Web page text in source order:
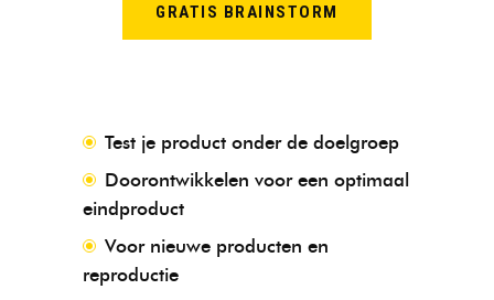
GRATIS BRAINSTORM
Test je product onder de doelgroep
Doorontwikkelen voor een optimaal
eindproduct
Voor nieuwe producten en
reproductie